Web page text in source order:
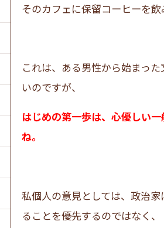
そのカフェに保留コーヒーを飲
これは、ある男性から始まっ
いのですが、
はじめの第一歩は、心優しい
ね。
私個人の意見としては、政治
ることを優先するのではなく、